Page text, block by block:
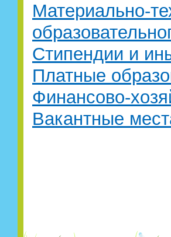
Материально-
Стипендии и
Платные
Финансово-
Вакантные